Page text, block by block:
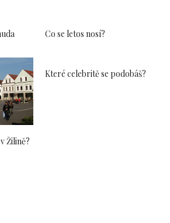
Co se letos nosí?
Žilině?
Které celebritě se podobáš?